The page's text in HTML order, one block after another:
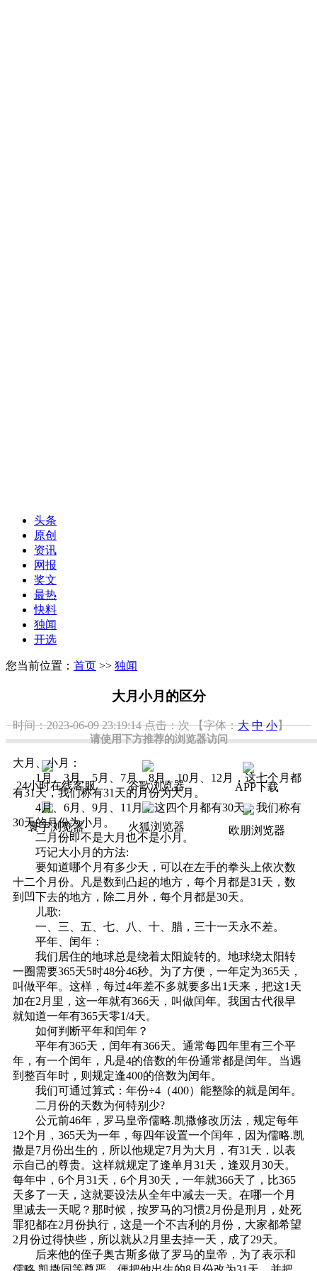
请使用下方推荐的浏览器访问
24小时在线客服 谷歌浏览器 APP下载
寰宇浏览器 火狐浏览器 欧朋浏览器
头条
原创
资讯
网报
奖文
最热
快料
独闻
开选
您当前位置： 首页 >> 独闻
大月小月的区分
时间：2023-06-09 23:19:14点击：次 【字体：大 中 小】
大月、小月：
1月、3月、5月、7月、8月、10月、12月，这七个月都
有31天，我们称有31天的月份为大月。
4月、6月、9月、11月，这四个月都有30天，我们称有
30天的月份为小月。
二月份即不是大月也不是小月。
巧记大小月的方法:
要知道哪个月有多少天，可以在左手的拳头上依次数
十二个月份。凡是数到凸起的地方，每个月都是31天，数
到凹下去的地方，除二月外，每个月都是30天。
儿歌:
一、三、五、七、八、十、腊，三十一天永不差。
平年、闰年：
我们居住的地球总是绕着太阳旋转的。地球绕太阳转
一圈需要365天5时48分46秒。为了方便，一年定为365天，
叫做平年。这样，每过4年差不多就要多出1天来，把这1天
加在2月里，这一年就有366天，叫做闰年。我国古代很早
就知道一年有365天零1/4天。
如何判断平年和闰年？
平年有365天，闰年有366天。通常每四年里有三个平
年，有一个闰年，凡是4的倍数的年份通常都是闰年。当遇
到整百年时，则规定逢400的倍数为闰年。
我们可通过算式：年份÷4（400）能整除的就是闰年。
二月份的天数为何特别少?
公元前46年，罗马皇帝儒略.凯撒修改历法，规定每年
12个月，365天为一年，每四年设置一个闰年，因为儒略.凯
撒是7月份出生的，所以他规定7月为大月，有31天，以表
示自己的尊贵。这样就规定了逢单月31天，逢双月30天。
每年中，6个月31天，6个月30天，一年就366天了，比365
天多了一天，这就要设法从全年中减去一天。在哪一个月
里减去一天呢？那时候，按罗马的习惯2月份是刑月，处死
罪犯都在2月份执行，这是一个不吉利的月份，大家都希望
2月份过得快些，所以就从2月里去掉一天，成了29天。
后来他的侄子奥古斯多做了罗马的皇帝，为了表示和